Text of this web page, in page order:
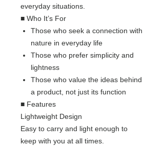
everyday situations.
■ Who It’s For
Those who seek a connection with
nature in everyday life
Those who prefer simplicity and
lightness
Those who value the ideas behind
a product, not just its function
■ Features
Lightweight Design
Easy to carry and light enough to
keep with you at all times.